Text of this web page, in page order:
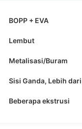
BOPP + EVA
Lembut
Metalisasi/Buram
Sisi Ganda, Lebih
Beberapa ekstrusi